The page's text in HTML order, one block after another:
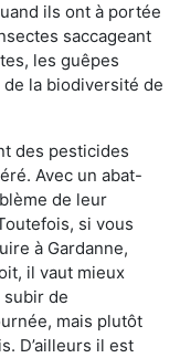
ils ont à portée
saccageant
les guêpes
la biodiversité de
des pesticides
Avec un abat-
de leur
si vous
à Gardanne,
il vaut mieux
de
mais plutôt
D’ailleurs il est